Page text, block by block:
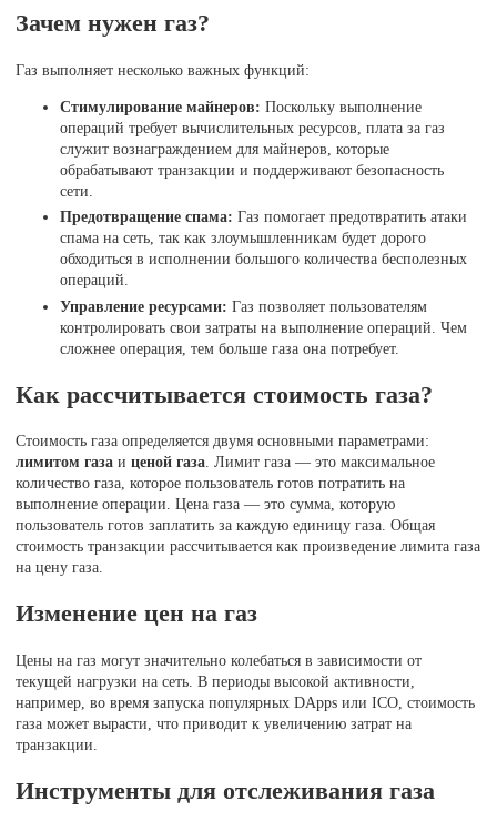
Зачем нужен газ?
Газ выполняет несколько важных функций:
Стимулирование майнеров: Поскольку выполнение
операций требует вычислительных ресурсов, плата за газ
служит вознаграждением для майнеров, которые
обрабатывают транзакции и поддерживают безопасность
сети.
Предотвращение спама: Газ помогает предотвратить атаки
спама на сеть, так как злоумышленникам будет дорого
обходиться в исполнении большого количества бесполезных
операций.
Управление ресурсами: Газ позволяет пользователям
контролировать свои затраты на выполнение операций. Чем
сложнее операция, тем больше газа она потребует.
Как рассчитывается стоимость газа?
Стоимость газа определяется двумя основными параметрами:
лимитом газа иценой газа. Лимит газа — это максимальное
количество газа, которое пользователь готов потратить на
выполнение операции. Цена газа — это сумма, которую
пользователь готов заплатить за каждую единицу газа. Общая
стоимость транзакции рассчитывается как произведение лимита газа
на цену газа.
Изменение цен на газ
Цены на газ могут значительно колебаться в зависимости от
текущей нагрузки на сеть. В периоды высокой активности,
например, во время запуска популярных DApps или ICO, стоимость
газа может вырасти, что приводит к увеличению затрат на
транзакции.
Инструменты для отслеживания газа